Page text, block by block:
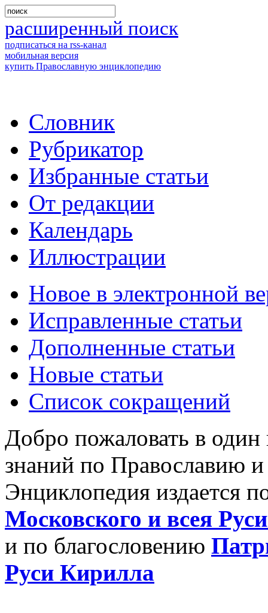
расширенный поиск
подписаться на rss-канал
мобильная версия
купить Православную энциклопедию
Словник
Рубрикатор
Избранные статьи
От редакции
Календарь
Иллюстрации
Новое в электронной
Исправленные статьи
Дополненные статьи
Новые статьи
Список сокращений
Добро пожаловать в
знаний по Православию
Энциклопедия издается
Московского и всея
и по благословению
Руси Кирилла